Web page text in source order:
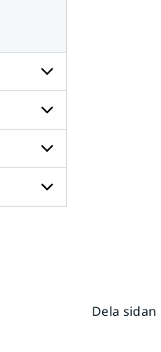
Undersidor
för
Radar
och
satellit
Undersidor
för
Väder
till
havs
Undersidor
för
Dela sidan